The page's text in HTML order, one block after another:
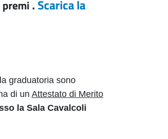
. Scarica la
graduatoria sono
di un Attestato di Merito
la Sala Cavalcoli